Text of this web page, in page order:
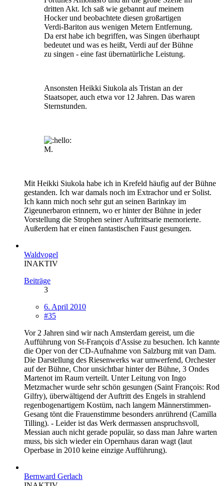
dritten Akt. Ich saß wie gebannt auf meinem
Hocker und beobachtete diesen großartigen
Verdi-Bariton aus wenigen Metern Entfernung.
Da erst habe ich begriffen, was Singen überhaupt
bedeutet und was es heißt, Verdi auf der Bühne
zu singen - eine fast übernatürliche Leistung.
Ansonsten Heikki Siukola als Tristan an der
Staatsoper, auch etwa vor 12 Jahren. Das waren
Sternstunden.
M.
Mit Heikki Siukola habe ich in Krefeld häufig auf der Bühne
gestanden. Ich war damals noch im Extrachor und er Solist.
Ich kann mich noch sehr gut an seinen Barinkay im
Zigeunerbaron erinnern, wo er hinter der Bühne in jeder
Vorstellung die Strophen seiner Auftrittsarie memorierte.
Außerdem hat er einen fantastischen Faust gesungen.
Waldvogel
INAKTIV
Beiträge
3
6. April 2010
#35
Vor 2 Jahren sind wir nach Amsterdam gereist, um die
Aufführung von St-François d'Assise zu besuchen. Ich kannte
die Oper von der CD-Aufnahme von Salzburg mit van Dam.
Die Darstellung des Riesenwerks war umwerfend, Orchester
auf der Bühne, Chor unsichtbar hinter der Bühne, 3 Ondes
Martenot im Raum verteilt. Unter Leitung von Ingo
Metzmacher wurde sehr schön gesungen (Saint François: Rod
Gilfry), überwältigend der Auftritt des Engels in strahlend
regenbogenartigem Kostüm, nach langem Männerstimmen-
Gesang tönt die Frauenstimme besonders anrührend (Camilla
Tilling). - Leider ist das Werk dermassen anspruchsvoll,
Messian auch nicht gerade populär, so dass man Jahre warten
muss, bis sich wieder ein Opernhaus daran wagt (laut
Operbase in 2010 keine einzige Aufführung).
Bernward Gerlach